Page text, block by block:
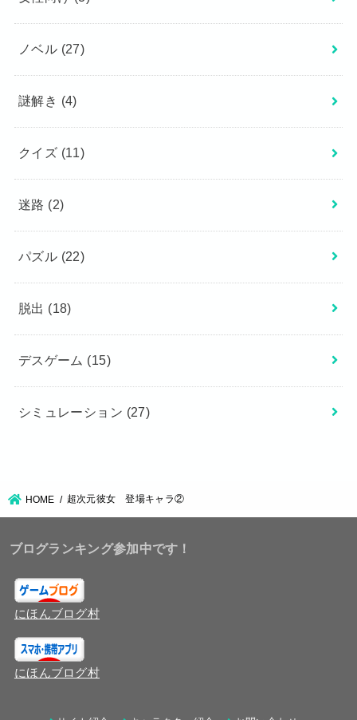
ノベル (27)
謎解き (4)
クイズ (11)
迷路 (2)
パズル (22)
脱出 (18)
デスゲーム (15)
シミュレーション (27)
HOME 超次元彼女 登場キャラ②
ブログランキング参加中です！
にほんブログ村
にほんブログ村